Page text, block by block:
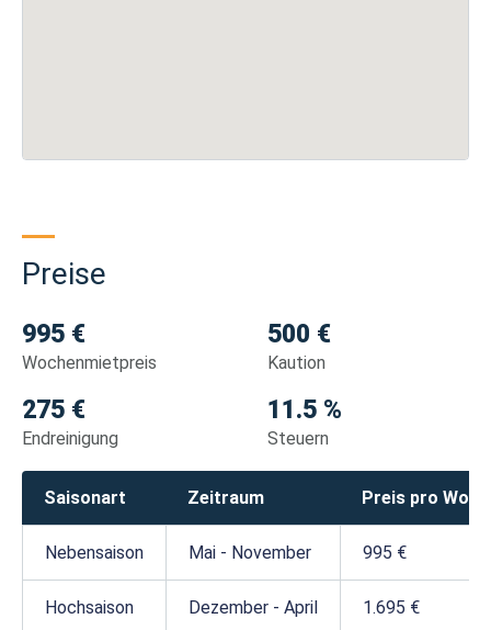
Preise
995 €
Wochenmietpreis
500 €
Kaution
275 €
Endreinigung
11.5 %
Steuern
Saisonart Zeitraum Preis pro
Nebensaison Mai - November 995 €
Hochsaison Dezember - April 1.695 €